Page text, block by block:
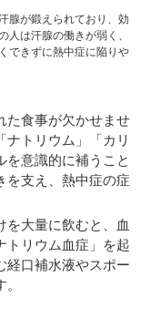
腺が鍛えられており、効
人は汗腺の働きが弱く、
できずに熱中症に陥りや
た食事が欠かせませ
ナトリウム」「カリ
を意識的に補うこと
を支え、熱中症の症
を大量に飲むと、血
トリウム血症」を起
経口補水液やスポー